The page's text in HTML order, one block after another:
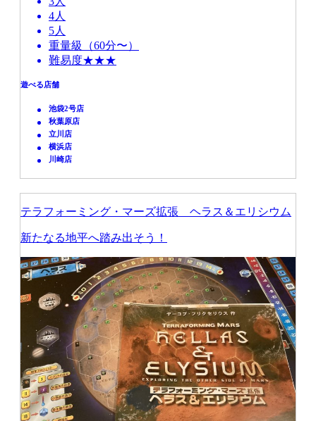
4人
5人
重量級（60分〜）
難易度★★★
遊べる店舗
池袋2号店
秋葉原店
立川店
横浜店
川崎店
テラフォーミング・マーズ拡張 ヘラス＆エリシウム
新たなる地平へ踏み出そう！